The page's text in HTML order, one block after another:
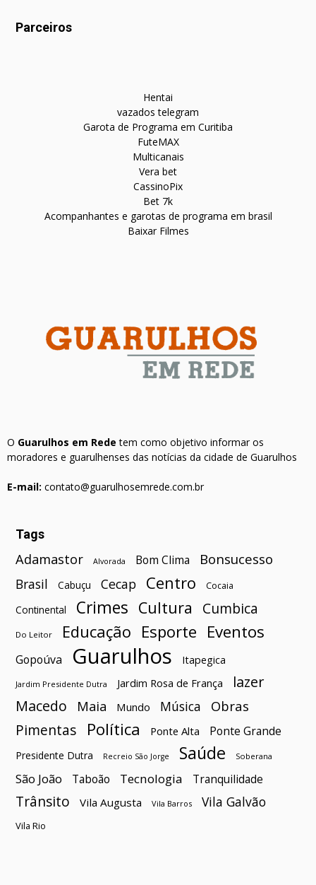
Parceiros
Hentai
vazados telegram
Garota de Programa em Curitiba
FuteMAX
Multicanais
Vera bet
CassinoPix
Bet 7k
Acompanhantes e garotas de programa em brasil
Baixar Filmes
O Guarulhos em Rede tem como objetivo informar os
moradores e guarulhenses das notícias da cidade de Guarulhos
E-mail: contato@guarulhosemrede.com.br
Tags
Adamastor Alvorada Bom Clima Bonsucesso
Brasil Cabuçu Cecap Centro Cocaia
Continental Crimes Cultura Cumbica
Do Leitor Educação Esporte Eventos
Gopoúva Guarulhos Itapegica
Jardim Presidente Dutra Jardim Rosa de França
lazer
Macedo
Maia Mundo Música Obras
Pimentas Política Ponte Alta Ponte Grande
Presidente Dutra Recreio São Jorge Saúde Soberana
São João Taboão Tecnologia Tranquilidade
Trânsito Vila Augusta Vila Barros Vila Galvão
Vila Rio